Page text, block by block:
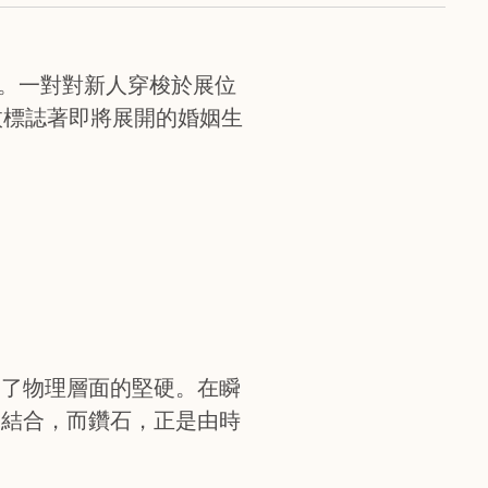
一對對新人穿梭於展位
誌著即將展開的婚姻生
物理層面的堅硬。在瞬
合，而鑽石，正是由時